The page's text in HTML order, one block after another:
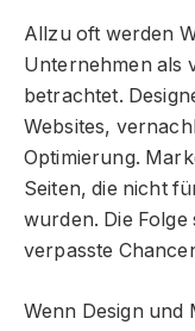
Allzu oft werden
Unternehmen als
betrachtet.
Websites,
Optimierung.
Seiten, die nicht
wurden. Die
verpasste
Wenn Design und